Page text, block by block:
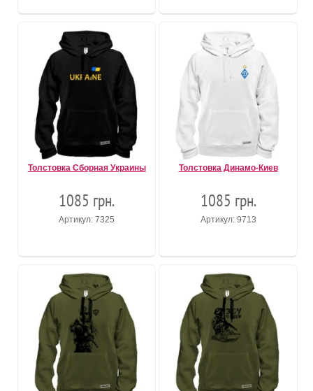
Толстовка Сборная Украины
1085 грн.
Артикул: 7325
Толстовка Динамо-Киев
1085 грн.
Артикул: 9713